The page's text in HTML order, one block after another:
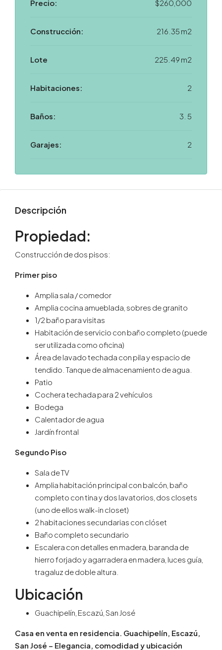
Precio: $260,000
Construcción: 216.35 m2
Lote 225.49 m2
Habitaciones: 2
Baños: 3. 5
Garajes: 2
Descripción
Propiedad:
Construcción de dos pisos:
Primer piso
Amplia sala / comedor
Amplia cocina amueblada, sobres de granito
1/2 baño para visitas
Habitación de servicio con baño completo (puede
ser utilizada como oficina)
Área de lavado techada con pila y espacio de
tendido. Tanque de almacenamiento de agua.
Patio
Cochera techada para 2 vehículos
Bodega
Calentador de agua
Jardín frontal
Segundo Piso
Sala de TV
Amplia habitación principal con balcón, baño
completo con tina y dos lavatorios, dos closets
(uno de ellos walk-in closet)
2 habitaciones secundarias con clóset
Baño completo secundario
Escalera con detalles en madera, baranda de
hierro forjado y agarradera en madera, luces guía,
tragaluz de doble altura.
Ubicación
Guachipelín, Escazú, San José
Casa en venta en residencia. Guachipelín, Escazú,
San José – Elegancia, comodidad y ubicación